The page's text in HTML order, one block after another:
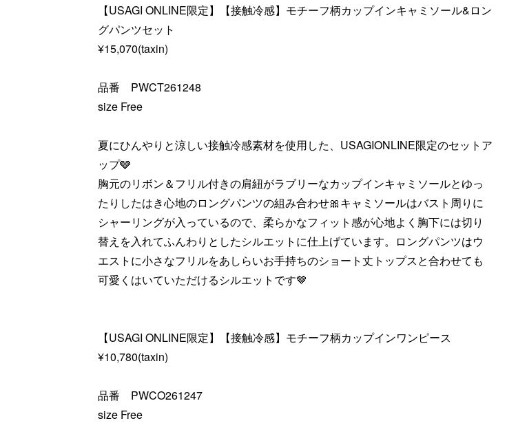
【USAGI ONLINE限定】【接触冷感】モチーフ柄カップインキャミソール&ロン
グパンツセット
¥15,070(taxin)
品番 PWCT261248
size Free
夏にひんやりと涼しい接触冷感素材を使用した、USAGIONLINE限定のセットア
ップ🩶
胸元のリボン＆フリル付きの肩紐がラブリーなカップインキャミソールとゆっ
たりしたはき心地のロングパンツの組み合わせ🎀キャミソールはバスト周りに
シャーリングが入っているので、柔らかなフィット感が心地よく胸下には切り
替えを入れてふんわりとしたシルエットに仕上げています。ロングパンツはウ
エストに小さなフリルをあしらいお手持ちのショート丈トップスと合わせても
可愛くはいていただけるシルエットです🤎
【USAGI ONLINE限定】【接触冷感】モチーフ柄カップインワンピース
¥10,780(taxin)
品番 PWCO261247
size Free